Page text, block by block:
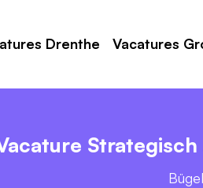
Drenthe Vacatures